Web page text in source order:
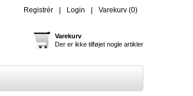
Registrér Login Varekurv (0)
Varekurv
Der er ikke tilføjet nogle artikler